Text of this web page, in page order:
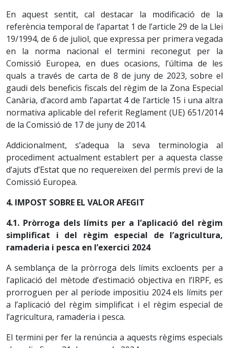
En aquest sentit, cal destacar la modificació de la
referència temporal de l’apartat 1 de l’article 29 de la Llei
19/1994, de 6 de juliol, que expressa per primera vegada
en la norma nacional el termini reconegut per la
Comissió Europea, en dues ocasions, l’última de les
quals a través de carta de 8 de juny de 2023, sobre el
gaudi dels beneficis fiscals del règim de la Zona Especial
Canària, d’acord amb l’apartat 4 de l’article 15 i una altra
normativa aplicable del referit Reglament (UE) 651/2014
de la Comissió de 17 de juny de 2014.
Addicionalment, s’adequa la seva terminologia al
procediment actualment establert per a aquesta classe
d’ajuts d’Estat que no requereixen del permís previ de la
Comissió Europea.
4. IMPOST SOBRE EL VALOR AFEGIT
4.1. Pròrroga dels límits per a l’aplicació del règim
simplificat i del règim especial de l’agricultura,
ramaderia i pesca en l’exercici 2024
A semblança de la pròrroga dels límits excloents per a
l’aplicació del mètode d’estimació objectiva en l’IRPF, es
prorroguen per al període impositiu 2024 els límits per
a l’aplicació del règim simplificat i el règim especial de
l’agricultura, ramaderia i pesca.
El termini per fer la renúncia a aquests règims especials